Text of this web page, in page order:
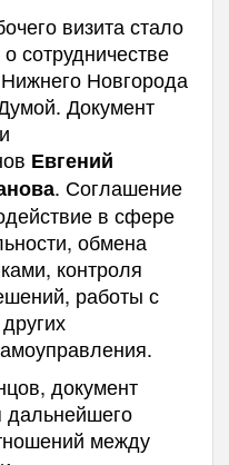
визита стало
сотрудничестве
Новгорода
Документ
Евгений
. Соглашение
в сфере
обмена
контроля
работы с
документ
дальнейшего
между